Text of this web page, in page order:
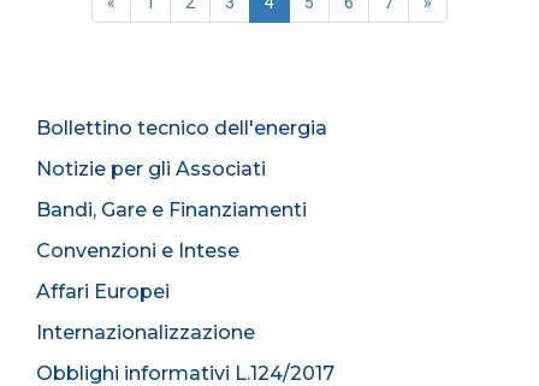
Bollettino tecnico dell'energia
Notizie per gli Associati
Bandi, Gare e Finanziamenti
Convenzioni e Intese
Affari Europei
Internazionalizzazione
Obblighi informativi L.124/2017